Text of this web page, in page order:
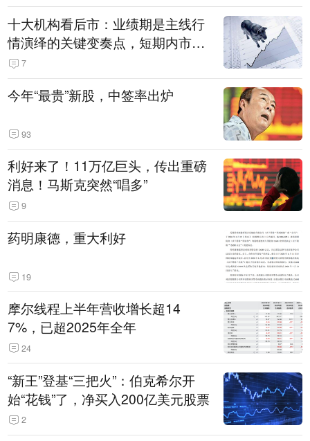
十大机构看后市：业绩期是主线行
情演绎的关键变奏点，短期内市场
或继续反弹，关注三条业绩主线
7
今年“最贵”新股，中签率出炉
93
利好来了！11万亿巨头，传出重磅
消息！马斯克突然“唱多”
9
药明康德，重大利好
19
摩尔线程上半年营收增长超14
7%，已超2025年全年
24
“新王”登基“三把火”：伯克希尔开
始“花钱”了，净买入200亿美元股票
2